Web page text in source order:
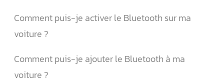
Comment puis-je activer le Bluetooth sur ma
voiture ?
Comment puis-je ajouter le Bluetooth à ma
voiture ?